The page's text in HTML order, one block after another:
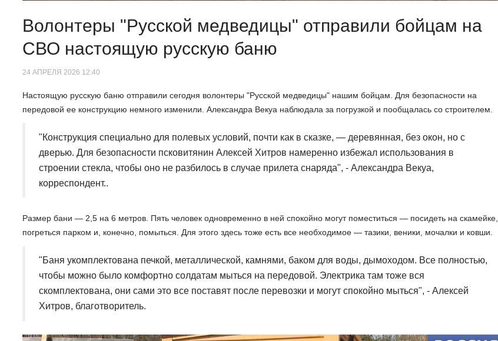
Волонтеры "Русской медведицы" отправили бойцам на
СВО настоящую русскую баню
24 АПРЕЛЯ 2026 12:40
Настоящую русскую баню отправили сегодня волонтеры "Русской медведицы" нашим бойцам. Для безопасности на
передовой ее конструкцию немного изменили. Александра Векуа наблюдала за погрузкой и пообщалась со строителем.
"Конструкция специально для полевых условий, почти как в сказке, — деревянная, без окон, но с
дверью. Для безопасности псковитянин Алексей Хитров намеренно избежал использования в
строении стекла, чтобы оно не разбилось в случае прилета снаряда", - Александра Векуа,
корреспондент..
Размер бани — 2,5 на 6 метров. Пять человек одновременно в ней спокойно могут поместиться — посидеть на скамейке,
погреться парком и, конечно, помыться. Для этого здесь тоже есть все необходимое — тазики, веники, мочалки и ковши.
"Баня укомплектована печкой, металлической, камнями, баком для воды, дымоходом. Все полностью,
чтобы можно было комфортно солдатам мыться на передовой. Электрика там тоже вся
скомплектована, они сами это все поставят после перевозки и могут спокойно мыться", - Алексей
Хитров, благотворитель.